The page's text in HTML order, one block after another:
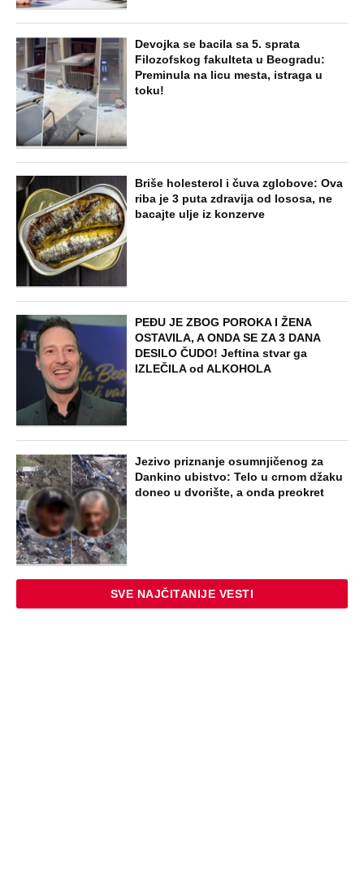
Devojka se bacila sa 5. sprata
Filozofskog fakulteta u Beogradu:
Preminula na licu mesta, istraga u
toku!
Briše holesterol i čuva zglobove: Ova
riba je 3 puta zdravija od lososa, ne
bacajte ulje iz konzerve
PEĐU JE ZBOG POROKA I ŽENA
OSTAVILA, A ONDA SE ZA 3 DANA
DESILO ČUDO! Jeftina stvar ga
IZLEČILA od ALKOHOLA
Jezivo priznanje osumnjičenog za
Dankino ubistvo: Telo u crnom džaku
doneo u dvorište, a onda preokret
SVE NAJČITANIJE VESTI